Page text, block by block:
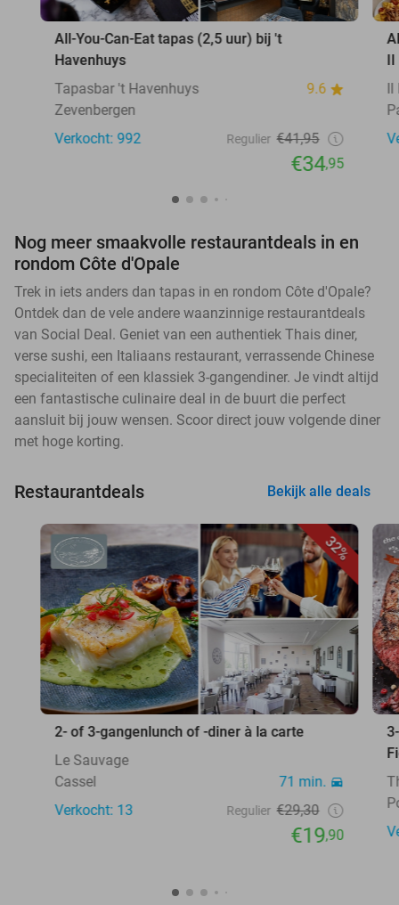
All-You-Can-Eat tapas (2,5 uur) bij 't
Havenhuys
Tapasbar 't Havenhuys
9.6
Zevenbergen
Verkocht: 992
Regulier €41,95
€34,95
Il
Il
Nog meer smaakvolle restaurantdeals in en
rondom Côte d'Opale
Trek in iets anders dan tapas in en rondom Côte d'Opale?
Ontdek dan de vele andere waanzinnige restaurantdeals
van Social Deal. Geniet van een authentiek Thais diner,
verse sushi, een Italiaans restaurant, verrassende Chinese
specialiteiten of een klassiek 3-gangendiner. Je vindt altijd
een fantastische culinaire deal in de buurt die perfect
aansluit bij jouw wensen. Scoor direct jouw volgende diner
met hoge korting.
Restaurantdeals Bekijk alle deals
32%
2- of 3-gangenlunch of -diner à la carte
Le Sauvage
Cassel
71 min.
Verkocht: 13
Regulier €29,30
€19,90